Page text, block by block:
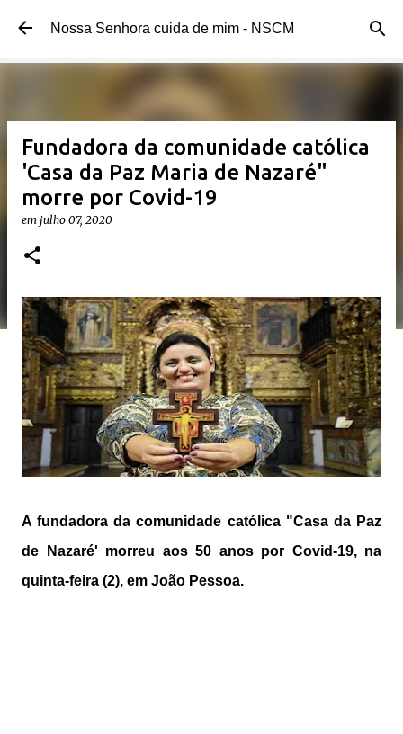
Pular para o conteúdo principal
Nossa Senhora cuida de mim - NSCM
Fundadora da comunidade católica
'Casa da Paz Maria de Nazaré"
morre por Covid-19
em julho 07, 2020
A fundadora da comunidade católica "Casa da Paz
de Nazaré' morreu aos 50 anos por Covid-19, na
quinta-feira (2), em João Pessoa.